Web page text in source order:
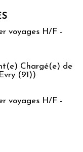
voyages H/F -
Chargé(e) de
(91))
voyages H/F -